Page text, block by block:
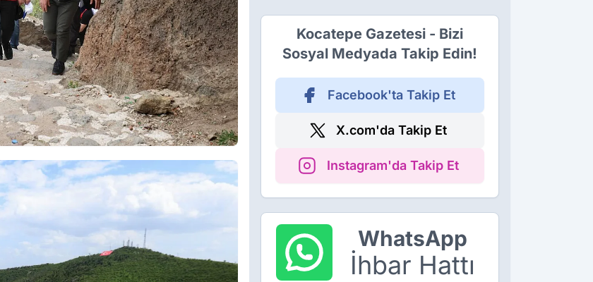
Kocatepe Gazetesi - Bizi
Sosyal Medyada Takip Edin!
Facebook'ta Takip Et
X.com'da Takip Et
Instagram'da Takip Et
WhatsApp
İhbar Hattı